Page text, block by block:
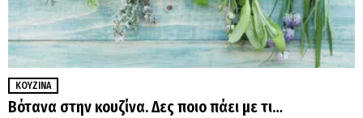
ΚΟΥΖΊΝΑ
Βότανα στην κουζίνα. Δες ποιο πάει με τι…